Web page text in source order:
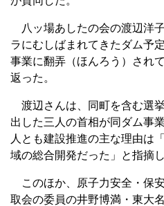
八ッ場あしたの会の渡辺洋
ラにむしばまれてきたダム予
事業に翻弄（ほんろう）され
返った。
渡辺さんは、同町を含む選
出した三人の首相が同ダム事
人とも建設推進の主な理由は
域の総合開発だった」と指摘し
このほか、原子力安全・保
取会の委員の井野博満・東大